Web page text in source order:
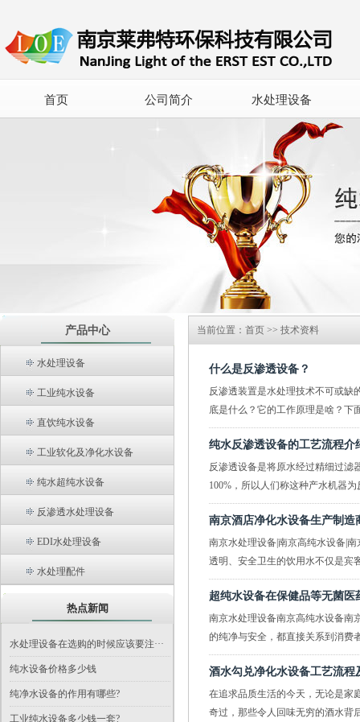
首页 公司简介 水处理设备
产品中心
水处理设备
工业纯水设备
直饮纯水设备
工业软化及净化水设备
纯水超纯水设备
反渗透水处理设备
EDI水处理设备
水处理配件
热点新闻
水处理设备在选购的时候应该要注···
纯水设备价格多少钱
纯净水设备的作用有哪些?
工业纯水设备多少钱一套?
当前位置： 首页 >> 技术资料
什么是反渗透设备？
反渗透装置是水处理技术不可或缺
底是什么？它的工作原理是啥？下
纯水反渗透设备的工艺流程介
反渗透设备是将原水经过精细过滤
100%，所以人们称这种产水机器
南京酒店净化水设备生产制造
南京水处理设备|南京高纯水设备|
透明、安全卫生的饮用水不仅是宾
超纯水设备在保健品等无菌医
南京水处理设备南京高纯水设备
的纯净与安全，都直接关系到消费
酒水勾兑净化水设备工艺流程
在追求品质生活的今天，无论是家
奇过，那些令人回味无穷的酒水背